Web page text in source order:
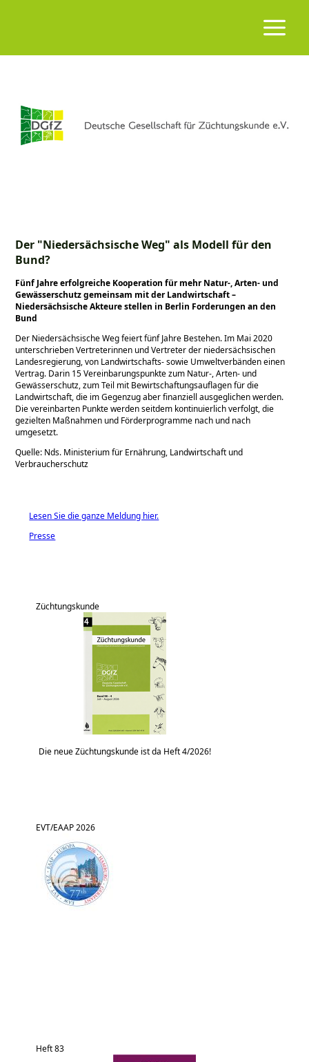
Der "Niedersächsische Weg" als Modell für den
Bund?
Fünf Jahre erfolgreiche Kooperation für mehr Natur-, Arten- und
Gewässerschutz gemeinsam mit der Landwirtschaft –
Niedersächsische Akteure stellen in Berlin Forderungen an den
Bund
Der Niedersächsische Weg feiert fünf Jahre Bestehen. Im Mai 2020
unterschrieben Vertreterinnen und Vertreter der niedersächsischen
Landesregierung, von Landwirtschafts- sowie Umweltverbänden einen
Vertrag. Darin 15 Vereinbarungspunkte zum Natur-, Arten- und
Gewässerschutz, zum Teil mit Bewirtschaftungsauflagen für die
Landwirtschaft, die im Gegenzug aber finanziell ausgeglichen werden.
Die vereinbarten Punkte werden seitdem kontinuierlich verfolgt, die
gezielten Maßnahmen und Förderprogramme nach und nach
umgesetzt.
Quelle: Nds. Ministerium für Ernährung, Landwirtschaft und
Verbraucherschutz
Lesen Sie die ganze Meldung hier.
Presse
Züchtungskunde
Die neue Züchtungskunde ist da Heft 4/2026!
EVT/EAAP 2026
Heft 83